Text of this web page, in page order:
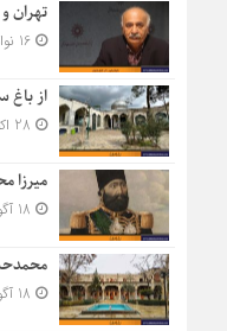
تهران
16 نوامبر 2025 - 18:40
از باغ
میرزا